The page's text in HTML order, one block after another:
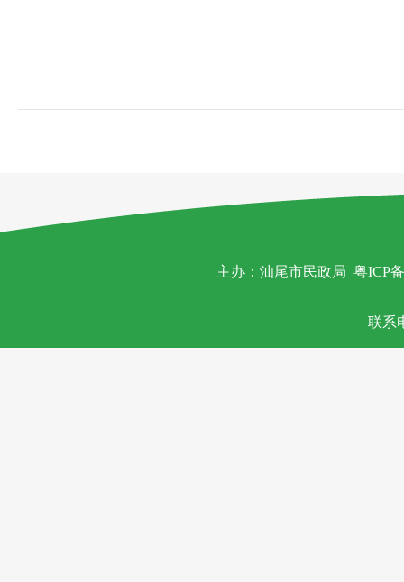
主办：汕尾市民政局 粤ICP
联系